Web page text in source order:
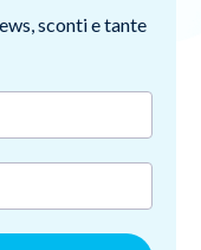
sconti e tante